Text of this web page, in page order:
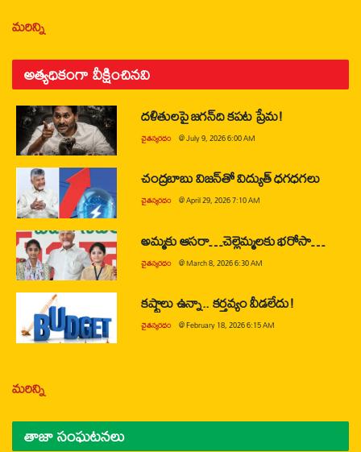
మరిన్ని
అత్యధికంగా వీక్షించినవి
దళితులపై జగన్‌ది కపట ప్రేమ!
చైతన్యరధం @July 9, 2026 6:00 AM
చంద్రబాబు విజన్‌తో విద్యుత్ ధగధగలు
చైతన్యరధం @April 29, 2026 7:10 AM
అమ్మకు ఆసరా…చెల్లెమ్మలకు భరోసా…
చైతన్యరధం @March 8, 2026 6:30 AM
కష్టాలు ఉన్నా.. కర్తవ్యం వీడలేదు!
చైతన్యరధం @February 18, 2026 6:15 AM
మరిన్ని
తాజా సంఘటనలు